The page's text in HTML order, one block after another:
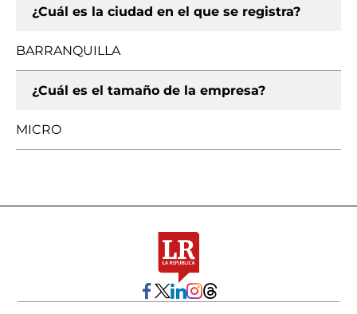
¿Cuál es la ciudad en el que se registra?
BARRANQUILLA
¿Cuál es el tamaño de la empresa?
MICRO